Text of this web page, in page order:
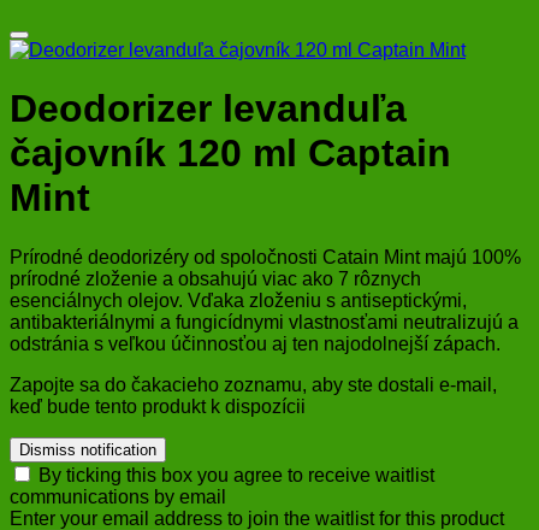
Deodorizer levanduľa
čajovník 120 ml Captain
Mint
Prírodné deodorizéry od spoločnosti Catain Mint majú 100%
prírodné zloženie a obsahujú viac ako 7 rôznych
esenciálnych olejov. Vďaka zloženiu s antiseptickými,
antibakteriálnymi a fungicídnymi vlastnosťami neutralizujú a
odstránia s veľkou účinnosťou aj ten najodolnejší zápach.
Zapojte sa do čakacieho zoznamu, aby ste dostali e-mail,
keď bude tento produkt k dispozícii
Dismiss notification
By ticking this box you agree to receive waitlist
communications by email
Enter your email address to join the waitlist for this product